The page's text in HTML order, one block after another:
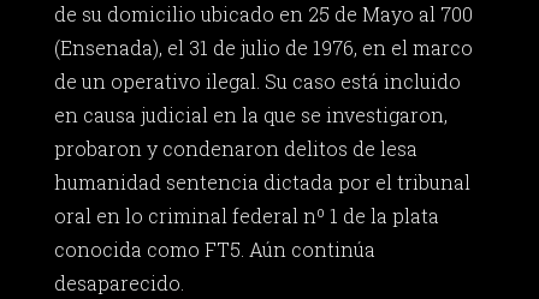
de su domicilio ubicado en 25 de Mayo al 700
(Ensenada), el 31 de julio de 1976, en el marco
de un operativo ilegal. Su caso está incluido
en causa judicial en la que se investigaron,
probaron y condenaron delitos de lesa
humanidad sentencia dictada por el tribunal
oral en lo criminal federal nº 1 de la plata
conocida como FT5. Aún continúa
desaparecido.